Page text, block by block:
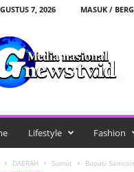
7, 2026 MASUK /
Lifestyle Fashion
DAERAH Sumut Bupati